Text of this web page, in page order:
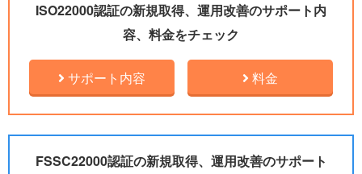
ISO22000認証の新規取得、運用改善のサポート内
容、料金をチェック
サポート内容 料金
FSSC22000認証の新規取得、運用改善のサポート